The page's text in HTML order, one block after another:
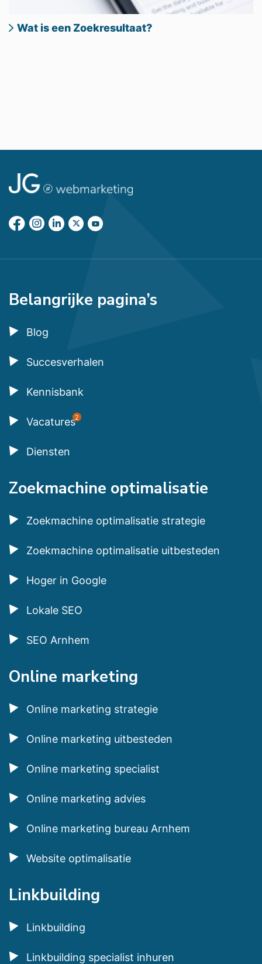
Wat is een Zoekresultaat?
Belangrijke pagina’s
Blog
Succesverhalen
Kennisbank
Vacatures2
Diensten
Zoekmachine optimalisatie
Zoekmachine optimalisatie strategie
Zoekmachine optimalisatie uitbesteden
Hoger in Google
Lokale SEO
SEO Arnhem
Online marketing
Online marketing strategie
Online marketing uitbesteden
Online marketing specialist
Online marketing advies
Online marketing bureau Arnhem
Website optimalisatie
Linkbuilding
Linkbuilding
Linkbuilding specialist inhuren